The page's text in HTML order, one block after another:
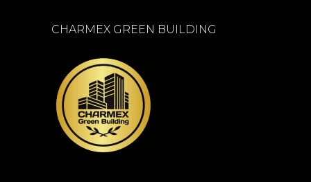
CHARMEX GREEN BUILDING